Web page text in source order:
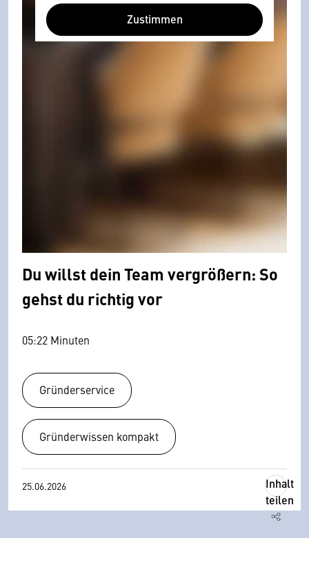
Zustimmen
Du willst dein Team vergrößern: So
gehst du richtig vor
05:22 Minuten
Gründerservice
Gründerwissen kompakt
25.06.2026
Inhalt
teilen